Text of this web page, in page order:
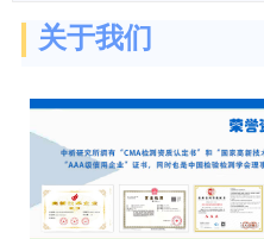
关于我们